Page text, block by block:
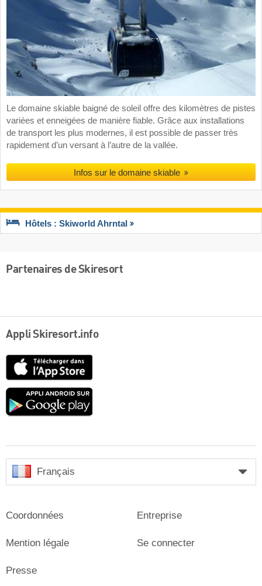
Le domaine skiable baigné de soleil offre des kilomètres de pistes
variées et enneigées de manière fiable. Grâce aux installations
de transport les plus modernes, il est possible de passer très
rapidement d’un versant à l’autre de la vallée.
Infos sur le domaine skiable
Hôtels : Skiworld Ahrntal
Partenaires de Skiresort
Appli Skiresort.info
Français
Coordonnées
Mention légale
Presse
Entreprise
Se connecter